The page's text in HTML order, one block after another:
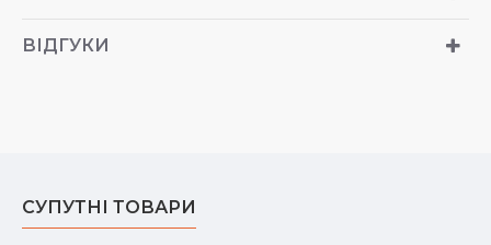
ВІДГУКИ
СУПУТНІ ТОВАРИ